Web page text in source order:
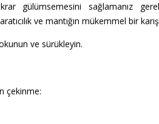
gülümsemesini sağlamanız
ve mantığın mükemmel bir
ve sürükleyin.
çekinme: